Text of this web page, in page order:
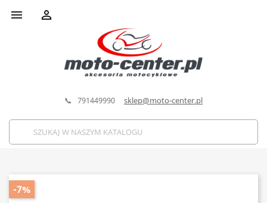
 
📞 791449990 sklep@moto-center.pl
-7%